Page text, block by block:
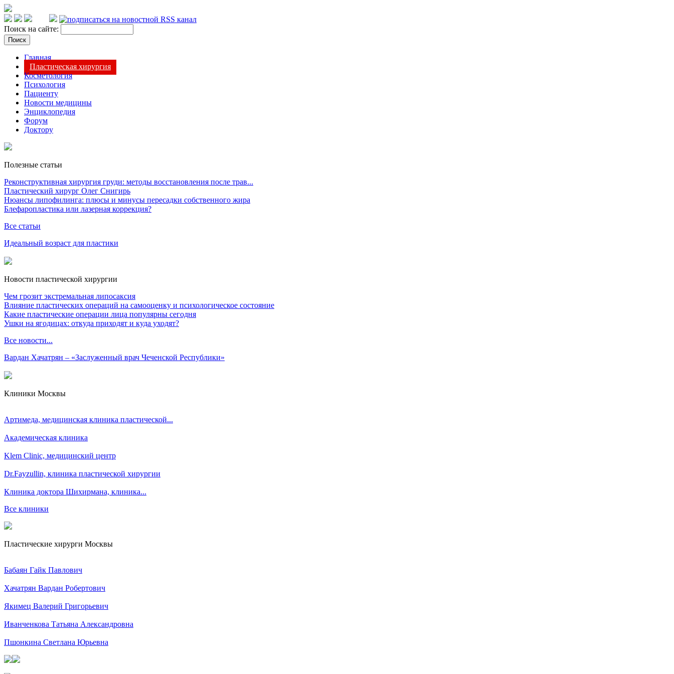
Поиск на сайте:
Главная
Пластическая хирургия
Косметология
Психология
Пациенту
Новости медицины
Энциклопедия
Форум
Доктору
Полезные статьи
Реконструктивная хирургия груди: методы восстановления после трав...
Пластический хирург Олег Снигирь
Нюансы липофилинга: плюсы и минусы пересадки собственного жира
Блефаропластика или лазерная коррекция?
Все статьи
Идеальный возраст для пластики
Новости пластической хирургии
Чем грозит экстремальная липосаксия
Влияние пластических операций на самооценку и психологическое состояние
Какие пластические операции лица популярны сегодня
Ушки на ягодицах: откуда приходят и куда уходят?
Все новости...
Вардан Хачатрян – «Заслуженный врач Чеченской Республики»
Клиники Москвы
Артимеда, медицинская клиника пластической...
Академическая клиника
Klem Clinic, медицинский центр
Dr.Fayzullin, клиника пластической хирургии
Клиника доктора Шихирмана, клиника...
Все клиники
Пластические хирурги Москвы
Бабаян Гайк Павлович
Хачатрян Вардан Робертович
Якимец Валерий Григорьевич
Иванченкова Татьяна Александровна
Пшонкина Светлана Юрьевна